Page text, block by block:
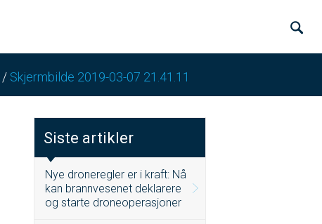
/ Skjermbilde 2019-03-07 21.41.11
Siste artikler
Nye droneregler er i kraft: Nå
kan brannvesenet deklarere
og starte droneoperasjoner